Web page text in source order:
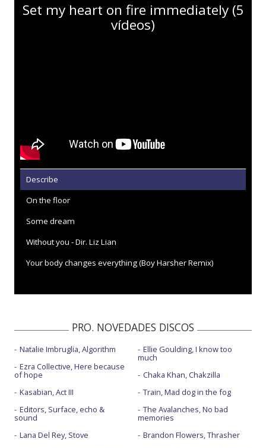
Set my heart on fire immediately (5
vídeos)
Describe
On the floor
Some dream
Without you - Dir. Liz Lian
Your body changes everything (Boy Harsher Remix)
PRO. NOVEDADES DISCOS
Natalie Imbruglia, Algorithm
Ezra Collective, Here because
of hope
Kasabian, Act III
Editors, Surface, echo &
sound
Lana Del Rey, Stove
Ellie Goulding, I know too
much
Chaka Khan, Chakzilla
Train, Mad dog in the fog
The Avalanches, No bad
memories
Brandon Flowers, Thrasher